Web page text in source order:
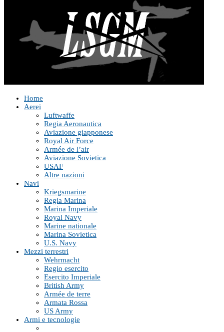
Home
Aerei
Luftwaffe
Regia Aeronautica
Aviazione giapponese
Royal Air Force
Armée de l’air
Aviazione Sovietica
USAF
Altre nazioni
Navi
Kriegsmarine
Regia Marina
Marina Imperiale
Royal Navy
Marine nationale
Marina Sovietica
U.S. Navy
Mezzi terrestri
Wehrmacht
Regio esercito
Esercito Imperiale
British Army
Armée de terre
Armata Rossa
US Army
Armi e tecnologie